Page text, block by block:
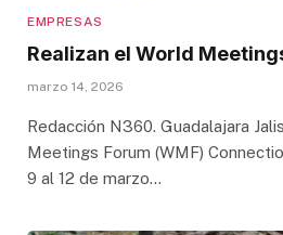
EMPRESAS
Realizan el World
marzo 14, 2026
Redacción N360. Guadalajara
Meetings Forum (WMF)
9 al 12 de marzo…